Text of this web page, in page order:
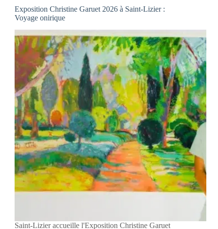
Exposition Christine Garuet 2026 à Saint-Lizier :
Voyage onirique
Saint-Lizier accueille l'Exposition Christine Garuet